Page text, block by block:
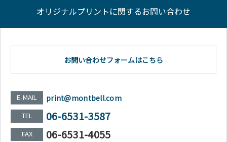
オリジナルプリントに関するお問い合わせ
お問い合わせフォームはこちら
E-MAIL print@montbell.com
TEL 06-6531-3587
FAX
06-6531-4055